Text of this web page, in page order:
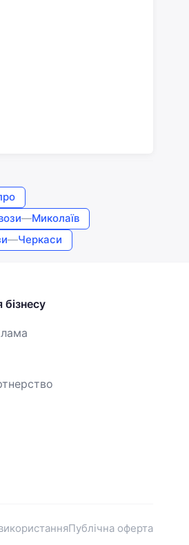
—Миколаїв
—Черкаси
бізнесу
Публічна оферта